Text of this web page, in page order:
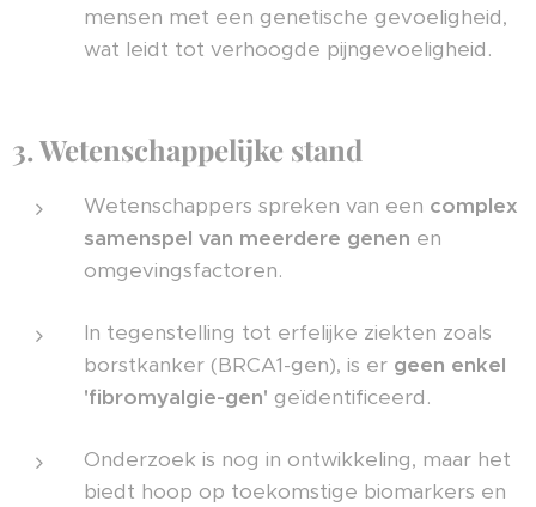
mensen met een genetische gevoeligheid,
wat leidt tot verhoogde pijngevoeligheid.
3. Wetenschappelijke stand
Wetenschappers spreken van een complex
samenspel van meerdere genen en
omgevingsfactoren.
In tegenstelling tot erfelijke ziekten zoals
borstkanker (BRCA1-gen), is er geen enkel
'fibromyalgie-gen' geïdentificeerd.
Onderzoek is nog in ontwikkeling, maar het
biedt hoop op toekomstige biomarkers en